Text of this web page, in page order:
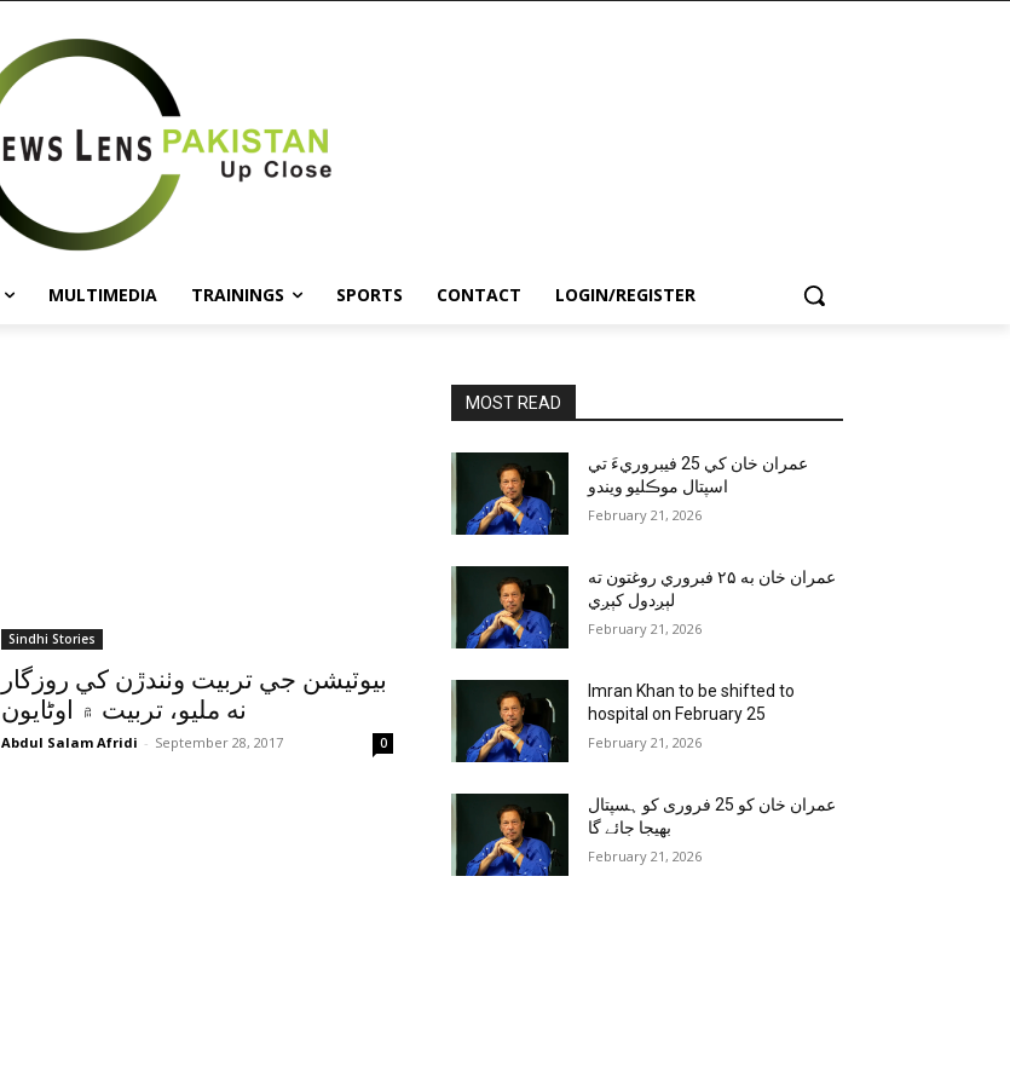
MULTIMEDIA TRAININGS SPORTS CONTACT LOGIN/REGISTER
Sindhi Stories
بيوٽيشن جي تربيت وٺندڙن کي روزگار
نه مليو، تربيت ۾ اوڻايون
Abdul Salam Afridi - September 28, 2017 0
MOST READ
عمران خان کي 25 فيبروريءَ تي
اسپتال موڪليو ويندو
February 21, 2026
عمران خان به ۲۵ فبروري روغتون ته
لېږدول کېږي
February 21, 2026
Imran Khan to be shifted to
hospital on February 25
February 21, 2026
عمران خان کو 25 فروری کو ہسپتال
بھیجا جائے گا
February 21, 2026